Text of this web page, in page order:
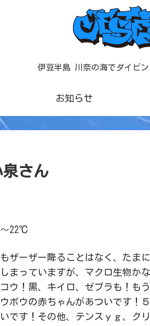
伊豆半島 川奈の海でダイビ
お知らせ
さん
22℃
ザーザー降ることはなく、たま
まっていますが、マクロ生物か
ウ！黒、キイロ、ゼブラも！も
ボウの赤ちゃんがあついです！
です！その他、テンスｙｇ、ク